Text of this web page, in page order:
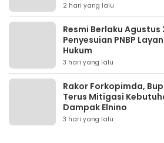
2 hari yang lalu
Resmi Berlaku Agustus
Penyesuian PNBP
Hukum
3 hari yang lalu
Rakor Forkopimda,
Terus Mitigasi
Dampak Elnino
3 hari yang lalu